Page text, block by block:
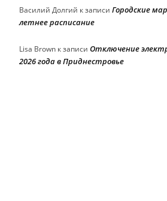
Василий Долгий к записи Городские
летнее расписание
Lisa Brown к записи Отключение
2026 года в Приднестровье